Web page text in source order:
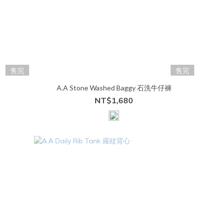
售完 售完
A.A Stone Washed Baggy 石洗牛仔褲
NT$1,680